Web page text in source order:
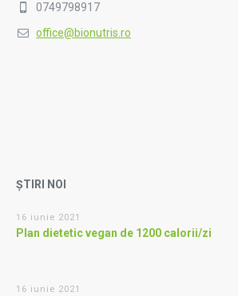
0749798917
office@bionutris.ro
ȘTIRI NOI
16 iunie 2021
Plan dietetic vegan de 1200 calorii/zi
16 iunie 2021